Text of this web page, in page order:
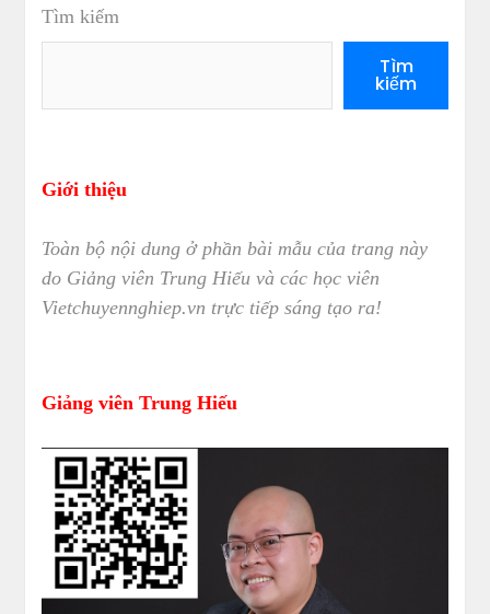
Tìm kiếm
Tìm
kiếm
Giới thiệu
Toàn bộ nội dung ở phần bài mẫu của trang này
do Giảng viên Trung Hiếu và các học viên
Vietchuyennghiep.vn trực tiếp sáng tạo ra!
Giảng viên Trung Hiếu